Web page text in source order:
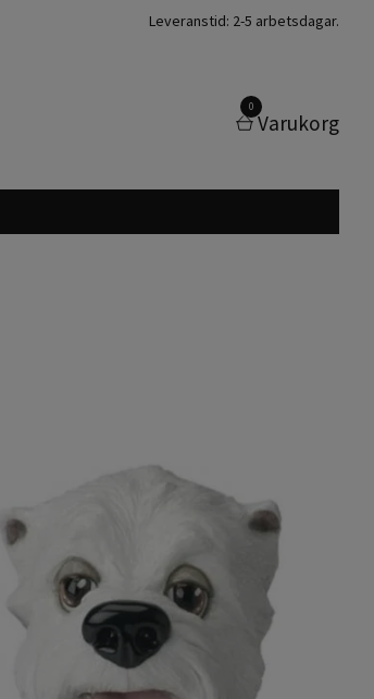
Leveranstid: 2-5 arbetsdagar.
0
Varukorg